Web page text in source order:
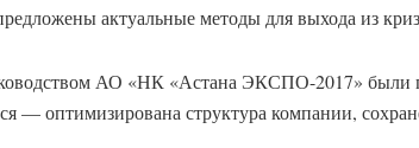
актуальные методы для выхода из
АО «НК «Астана ЭКСПО-2017» были
— оптимизирована структура компании,